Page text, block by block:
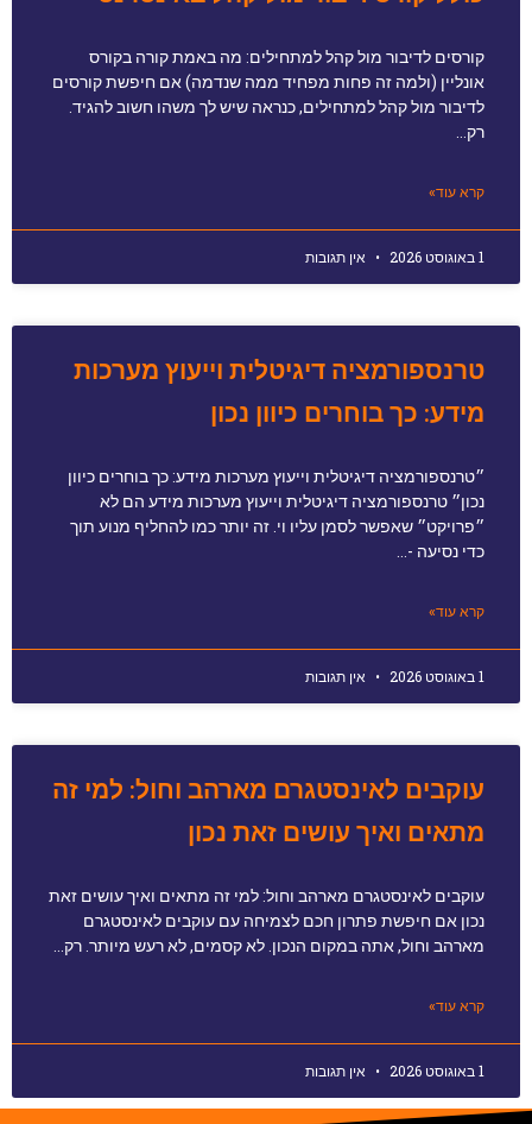
קורסים לדיבור מול קהל למתחילים: מה באמת קורה בקורס
אונליין (ולמה זה פחות מפחיד ממה שנדמה) אם חיפשת קורסים
לדיבור מול קהל למתחילים, כנראה שיש לך משהו חשוב להגיד.
רק…
קרא עוד»
1 באוגוסט 2026 אין תגובות
טרנספורמציה דיגיטלית וייעוץ מערכות
מידע: כך בוחרים כיוון נכון
״טרנספורמציה דיגיטלית וייעוץ מערכות מידע: כך בוחרים כיוון
נכון״ טרנספורמציה דיגיטלית וייעוץ מערכות מידע הם לא
״פרויקט״ שאפשר לסמן עליו וי. זה יותר כמו להחליף מנוע תוך
כדי נסיעה -…
קרא עוד»
1 באוגוסט 2026 אין תגובות
עוקבים לאינסטגרם מארהב וחול: למי זה
מתאים ואיך עושים זאת נכון
עוקבים לאינסטגרם מארהב וחול: למי זה מתאים ואיך עושים זאת
נכון אם חיפשת פתרון חכם לצמיחה עם עוקבים לאינסטגרם
מארהב וחול, אתה במקום הנכון. לא קסמים, לא רעש מיותר. רק…
קרא עוד»
1 באוגוסט 2026 אין תגובות